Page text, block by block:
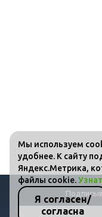
Мы используем
удобнее. К сайту
Яндекс.Метрика,
файлы cookie.
Я согласен/
согласна